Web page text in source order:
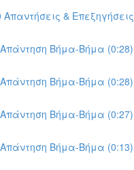
& Επεξηγήσεις
Βήμα-Βήμα (0:28)
Βήμα-Βήμα (0:28)
Βήμα-Βήμα (0:27)
Βήμα-Βήμα (0:13)